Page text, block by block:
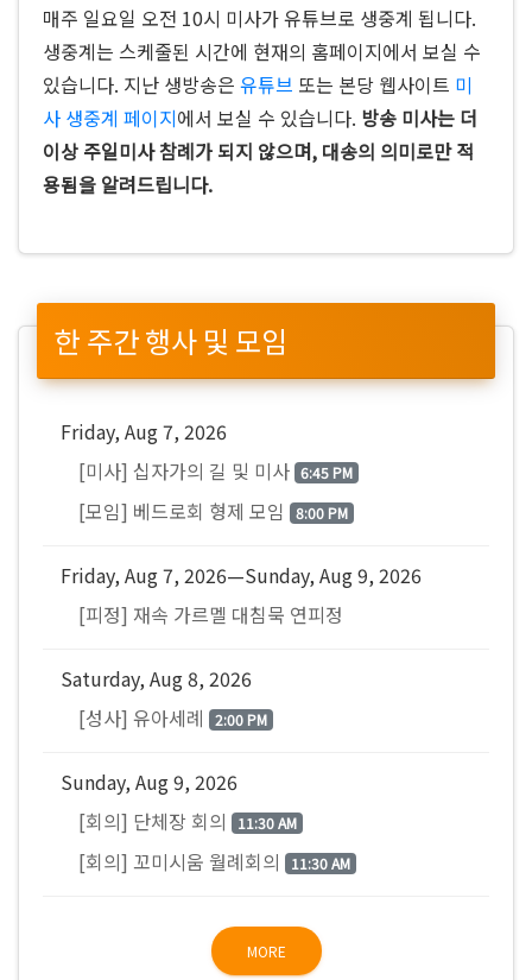
매주 일요일 오전 10시 미사가 유튜브로 생중계 됩니다.
생중계는 스케줄된 시간에 현재의 홈페이지에서 보실 수
있습니다. 지난 생방송은 유튜브 또는 본당 웹사이트 미
사 생중계 페이지에서 보실 수 있습니다. 방송 미사는 더
이상 주일미사 참례가 되지 않으며, 대송의 의미로만 적
용됨을 알려드립니다.
한 주간 행사 및 모임
Friday, Aug 7, 2026
[미사] 십자가의 길 및 미사 6:45 PM
[모임] 베드로회 형제 모임 8:00 PM
Friday, Aug 7, 2026—Sunday, Aug 9, 2026
[피정] 재속 가르멜 대침묵 연피정
Saturday, Aug 8, 2026
[성사] 유아세례
2:00 PM
Sunday, Aug 9, 2026
[회의] 단체장 회의
11:30 AM
[회의] 꼬미시움 월례회의 11:30 AM
MORE